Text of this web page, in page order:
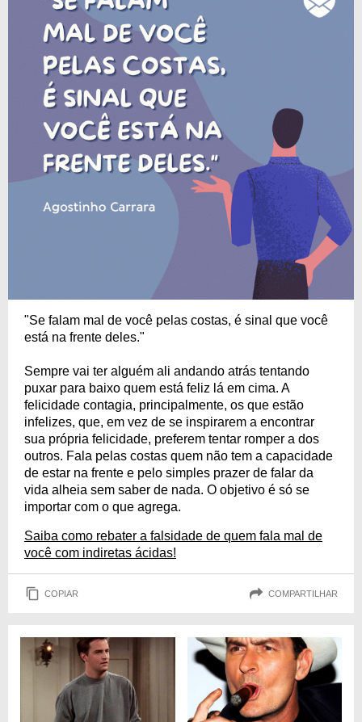
"Se falam mal de você pelas costas, é sinal que você
está na frente deles."
Sempre vai ter alguém ali andando atrás tentando
puxar para baixo quem está feliz lá em cima. A
felicidade contagia, principalmente, os que estão
infelizes, que, em vez de se inspirarem a encontrar
sua própria felicidade, preferem tentar romper a dos
outros. Fala pelas costas quem não tem a capacidade
de estar na frente e pelo simples prazer de falar da
vida alheia sem saber de nada. O objetivo é só se
importar com o que agrega.
Saiba como rebater a falsidade de quem fala mal de
você com indiretas ácidas!
COPIAR COMPARTILHAR